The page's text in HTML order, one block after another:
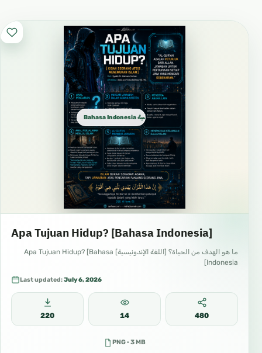
Bahasa Indonesia الإندونيسية
Apa Tujuan Hidup? [Bahasa Indonesia]
ما هو الهدف من الحياة؟ [اللغة الإندونيسية] Apa Tujuan Hidup? [Bahasa
Indonesia]
Last updated:July 6, 2026
220 14 480
PNG · 3 MB